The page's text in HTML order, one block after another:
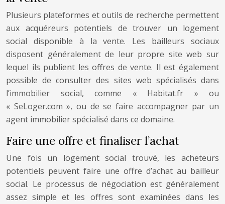
Plusieurs plateformes et outils de recherche permettent
aux acquéreurs potentiels de trouver un logement
social disponible à la vente. Les bailleurs sociaux
disposent généralement de leur propre site web sur
lequel ils publient les offres de vente. Il est également
possible de consulter des sites web spécialisés dans
l’immobilier social, comme « Habitat.fr » ou
« SeLoger.com », ou de se faire accompagner par un
agent immobilier spécialisé dans ce domaine.
Faire une offre et finaliser l’achat
Une fois un logement social trouvé, les acheteurs
potentiels peuvent faire une offre d’achat au bailleur
social. Le processus de négociation est généralement
assez simple et les offres sont examinées dans les